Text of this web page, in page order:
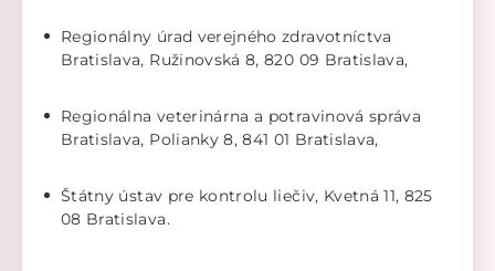
Regionálny úrad verejného zdravotníctva
Bratislava, Ružinovská 8, 820 09 Bratislava,
Regionálna veterinárna a potravinová správa
Bratislava, Polianky 8, 841 01 Bratislava,
Štátny ústav pre kontrolu liečiv, Kvetná 11, 825
08 Bratislava.